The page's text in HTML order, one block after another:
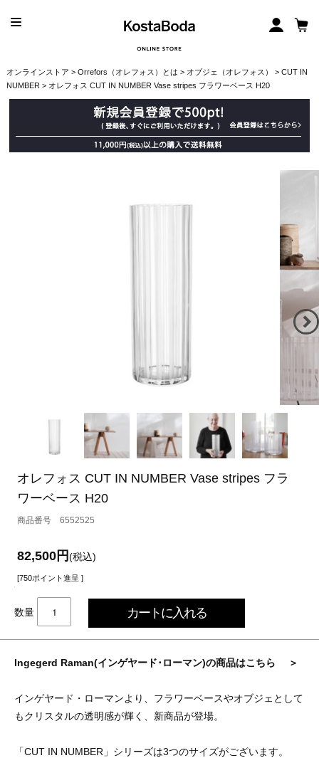
オンラインストア > Orrefors（オレフォス）とは > オブジェ（オレフォス） > CUT IN
NUMBER > オレフォス CUT IN NUMBER Vase stripes フラワーベース H20
オレフォス CUT IN NUMBER Vase stripes フラ
ワーベース H20
6552525
82,500円(税込)
[750ポイント進呈 ]
数量
Ingegerd Raman(インゲヤード･ローマン)の商品はこちら ＞
インゲヤード・ローマンより、フラワーベースやオブジェとして
もクリスタルの透明感が輝く、新商品が登場。
「CUT IN NUMBER」シリーズは3つのサイズがございます。